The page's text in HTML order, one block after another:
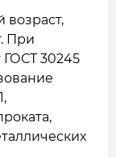
возраст,
При
30245